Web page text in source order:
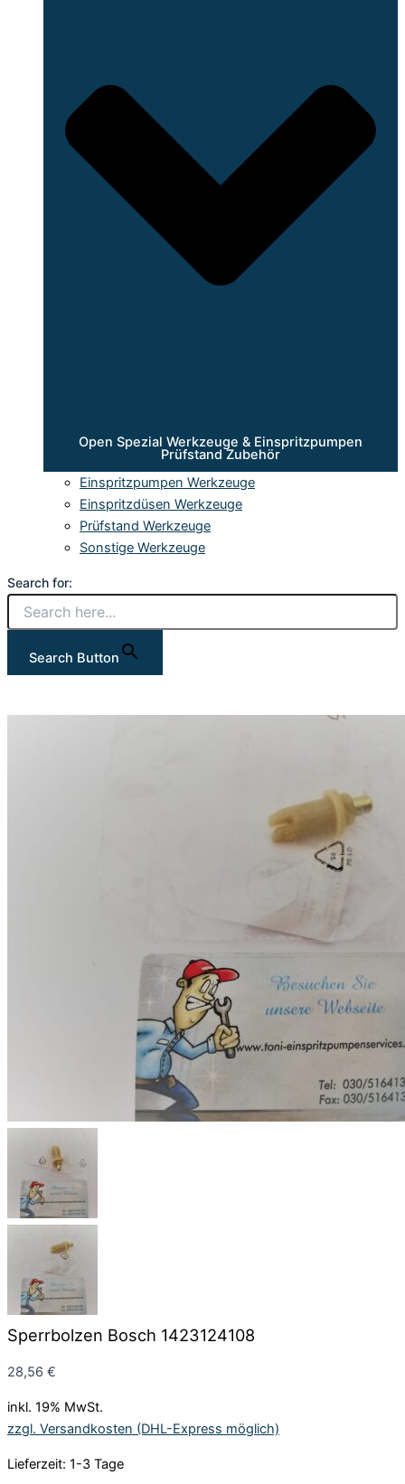
Open Spezial Werkzeuge & Einspritzpumpen
Prüfstand Zubehör
Einspritzpumpen Werkzeuge
Einspritzdüsen Werkzeuge
Prüfstand Werkzeuge
Sonstige Werkzeuge
Search for:
Search Button
Sperrbolzen Bosch 1423124108
28,56 €
inkl. 19% MwSt.
zzgl. Versandkosten (DHL-Express möglich)
Lieferzeit: 1-3 Tage